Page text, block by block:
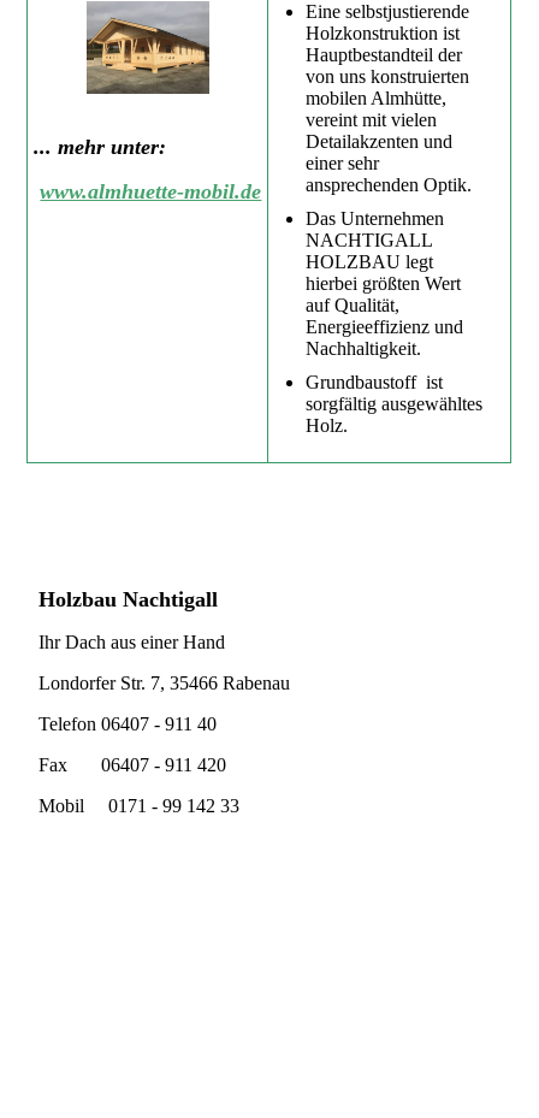
... mehr unter:
www.almhuette-mobil.de
Eine selbstjustierende
Holzkonstruktion ist
Hauptbestandteil der
von uns konstruierten
mobilen Almhütte,
vereint mit vielen
Detailakzenten und
einer sehr
ansprechenden Optik.
Das Unternehmen
NACHTIGALL
HOLZBAU legt
hierbei größten Wert
auf Qualität,
Energieeffizienz und
Nachhaltigkeit.
Grundbaustoff ist
sorgfältig ausgewähltes
Holz.
Holzbau Nachtigall
Ihr Dach aus einer Hand
Londorfer Str. 7, 35466 Rabenau
Telefon 06407 - 911 40
Fax 06407 - 911 420
Mobil 0171 - 99 142 33